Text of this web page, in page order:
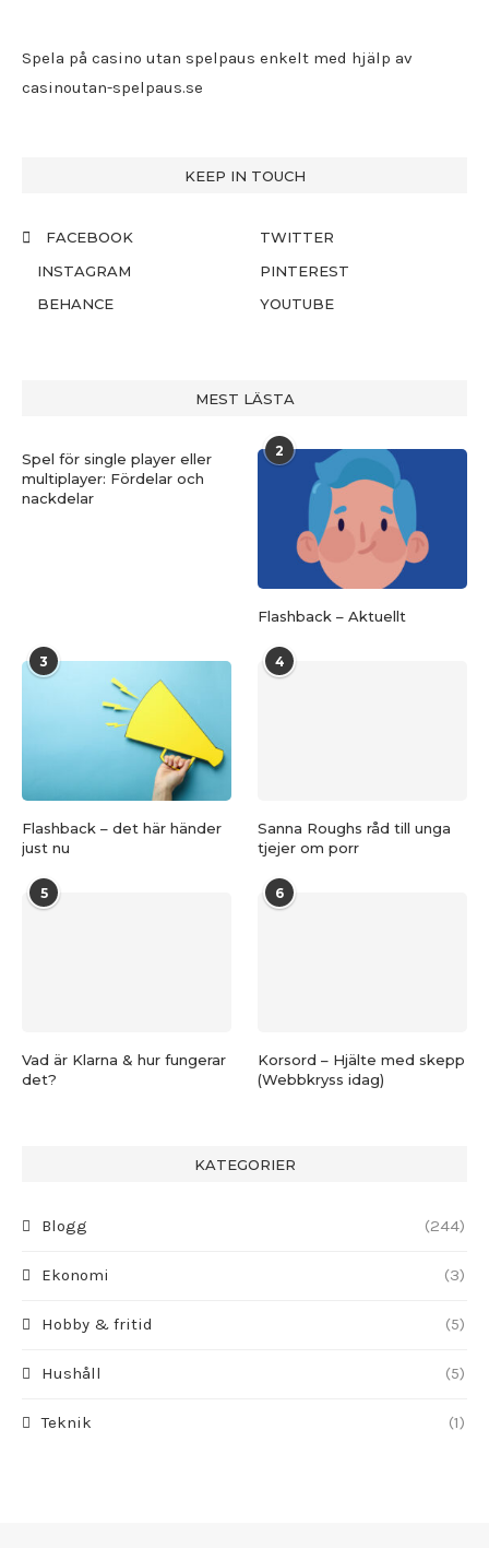
Spela på casino utan spelpaus enkelt med hjälp av
casinoutan-spelpaus.se
KEEP IN TOUCH
FACEBOOK
TWITTER
INSTAGRAM
PINTEREST
BEHANCE
YOUTUBE
MEST LÄSTA
Spel för single player eller
multiplayer: Fördelar och
nackdelar
2
Flashback – Aktuellt
3
Flashback – det här händer
just nu
4
Sanna Roughs råd till unga
tjejer om porr
5
Vad är Klarna & hur fungerar
det?
6
Korsord – Hjälte med skepp
(Webbkryss idag)
KATEGORIER
Blogg (244)
Ekonomi (3)
Hobby & fritid (5)
Hushåll (5)
Teknik (1)